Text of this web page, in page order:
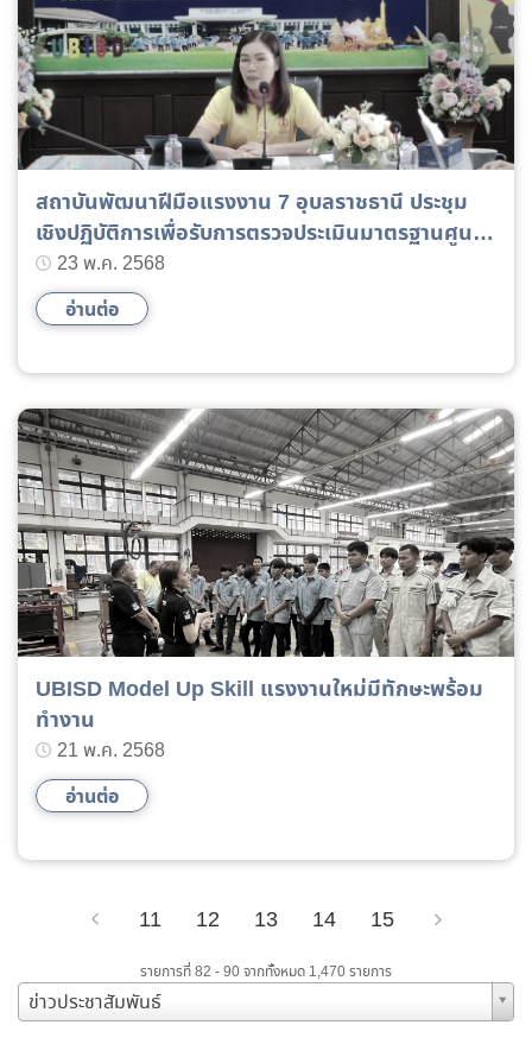
สถาบันพัฒนาฝีมือแรงงาน 7 อุบลราชธานี ประชุม
เชิงปฏิบัติการเพื่อรับการตรวจประเมินมาตรฐานศูนย์
ราชการสะดวก (GECC)
23 พ.ค. 2568
อ่านต่อ
UBISD Model Up Skill แรงงานใหม่มีทักษะพร้อม
ทำงาน
21 พ.ค. 2568
อ่านต่อ
11 12 13 14 15
รายการที่ 82 - 90 จากทั้งหมด 1,470 รายการ
ข่าวประชาสัมพันธ์